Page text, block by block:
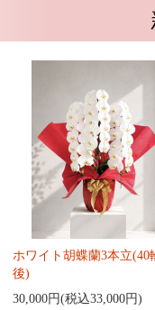
ホワイト胡蝶蘭3本立(40
後)
30,000円(税込33,000円)